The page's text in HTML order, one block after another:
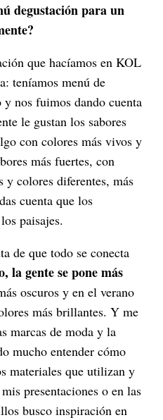
degustación para un
que hacíamos en KOL
teníamos menú de
nos fuimos dando cuenta
le gustan los sabores
con colores más vivos y
más fuertes, con
y colores diferentes, más
cuenta que los
paisajes.
de que todo se conecta
la gente se pone más
oscuros y en el verano
más brillantes. Y me
marcas de moda y la
mucho entender cómo
materiales que utilizan y
presentaciones o en las
busco inspiración en